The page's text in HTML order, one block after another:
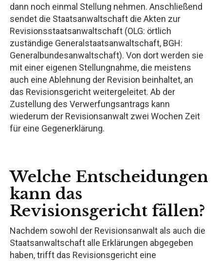
dann noch einmal Stellung nehmen. Anschließend
sendet die Staatsanwaltschaft die Akten zur
Revisionsstaatsanwaltschaft (OLG: örtlich
zuständige Generalstaatsanwaltschaft, BGH:
Generalbundesanwaltschaft). Von dort werden sie
mit einer eigenen Stellungnahme, die meistens
auch eine Ablehnung der Revision beinhaltet, an
das Revisionsgericht weitergeleitet. Ab der
Zustellung des Verwerfungsantrags kann
wiederum der Revisionsanwalt zwei Wochen Zeit
für eine Gegenerklärung.
Welche Entscheidungen
kann das
Revisionsgericht fällen?
Nachdem sowohl der Revisionsanwalt als auch die
Staatsanwaltschaft alle Erklärungen abgegeben
haben, trifft das Revisionsgericht eine